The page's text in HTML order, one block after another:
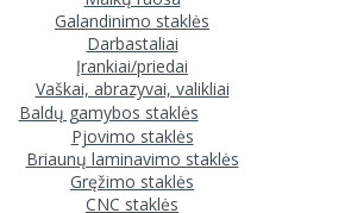
Galandinimo staklės
Darbastaliai
Įrankiai/priedai
Vaškai, abrazyvai, valikliai
Baldų gamybos staklės
Pjovimo staklės
Briaunų laminavimo staklės
Gręžimo staklės
CNC staklės